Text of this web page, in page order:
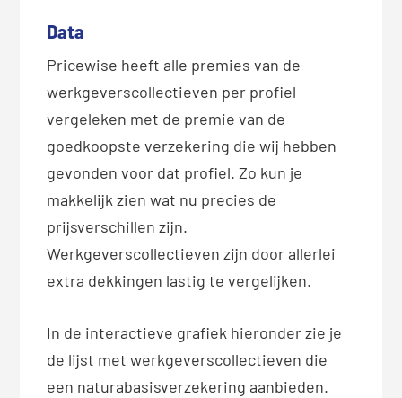
Data
Pricewise heeft alle premies van de
werkgeverscollectieven per profiel
vergeleken met de premie van de
goedkoopste verzekering die wij hebben
gevonden voor dat profiel. Zo kun je
makkelijk zien wat nu precies de
prijsverschillen zijn.
Werkgeverscollectieven zijn door allerlei
extra dekkingen lastig te vergelijken.
In de interactieve grafiek hieronder zie je
de lijst met werkgeverscollectieven die
een naturabasisverzekering aanbieden.